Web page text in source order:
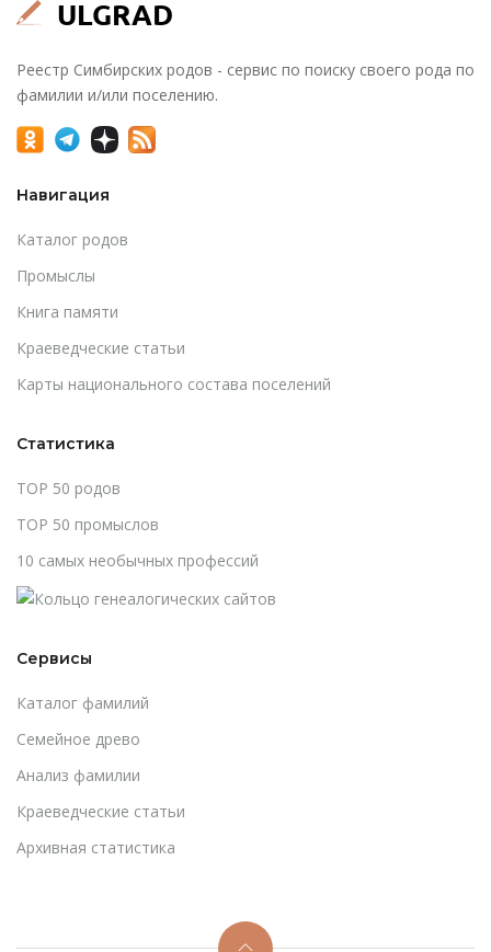
Реестр Симбирских родов - сервис по поиску своего рода по
фамилии и/или поселению.
Навигация
Каталог родов
Промыслы
Книга памяти
Краеведческие статьи
Карты национального состава поселений
Статистика
TOP 50 родов
TOP 50 промыслов
10 самых необычных профессий
Сервисы
Каталог фамилий
Cемейное древо
Анализ фамилии
Краеведческие статьи
Архивная статистика